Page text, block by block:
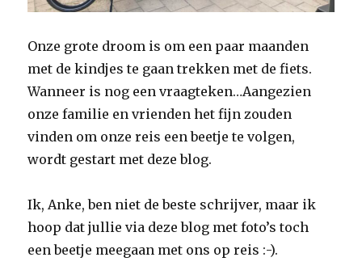
Onze grote droom is om een paar maanden
met de kindjes te gaan trekken met de fiets.
Wanneer is nog een vraagteken…Aangezien
onze familie en vrienden het fijn zouden
vinden om onze reis een beetje te volgen,
wordt gestart met deze blog.
Ik, Anke, ben niet de beste schrijver, maar ik
hoop dat jullie via deze blog met foto’s toch
een beetje meegaan met ons op reis :-).